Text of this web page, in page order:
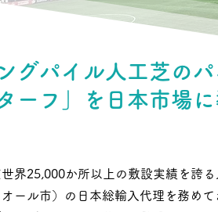
グパイル人工芝のパ
ーフ」を日本市場
世界25,000か所以上の敷設実績を誇
ール市）の日本総輸入代理を務めて